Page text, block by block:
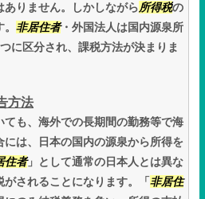
りません。しかしながら所得税の
非居住者・外国法人は国内源泉所
に区分され、課税方法が決まりま
方法
ても、海外での長期間の勤務等で海
には、日本の国内の源泉から所得を
住者」として通常の日本人とは異な
されることになります。「 非居住